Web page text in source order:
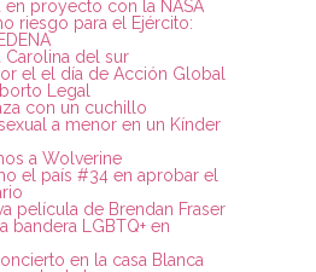
en proyecto con la NASA
riesgo para el Ejército:
Carolina del sur
el el día de Acción Global
Legal
con un cuchillo
a menor en un Kínder
a Wolverine
el país #34 en aprobar el
película de Brendan Fraser
bandera LGBTQ+ en
en la casa Blanca